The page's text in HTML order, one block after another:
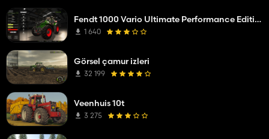
Fendt 1000 Vario Ultimate Performance Edition
1 640
Görsel çamur izleri
32 199
Veenhuis 10t
3 275